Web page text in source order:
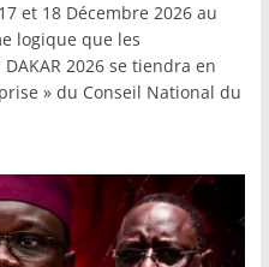
et 18 Décembre 2026 au
logique que les
2026 se tiendra en
» du Conseil National du